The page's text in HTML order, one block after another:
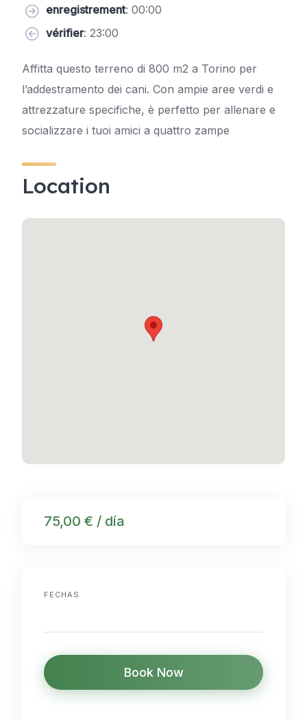
enregistrement: 00:00
vérifier: 23:00
Affitta questo terreno di 800 m2 a Torino per
l’addestramento dei cani. Con ampie aree verdi e
attrezzature specifiche, è perfetto per allenare e
socializzare i tuoi amici a quattro zampe
Location
75,00 € / día
FECHAS
Book Now